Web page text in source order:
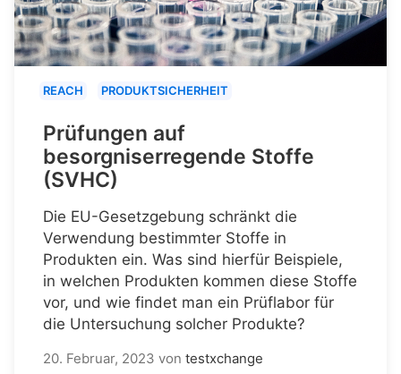
REACH PRODUKTSICHERHEIT
Prüfungen auf
besorgniserregende Stoffe
(SVHC)
Die EU-Gesetzgebung schränkt die
Verwendung bestimmter Stoffe in
Produkten ein. Was sind hierfür Beispiele,
in welchen Produkten kommen diese Stoffe
vor, und wie findet man ein Prüflabor für
die Untersuchung solcher Produkte?
20. Februar, 2023 von testxchange